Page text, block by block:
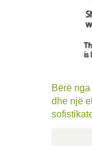
Bërë
dhe një